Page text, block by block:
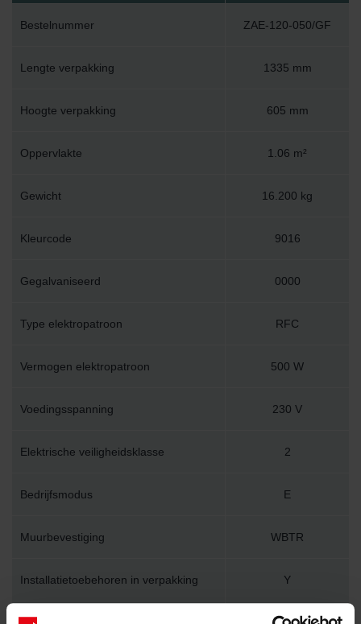
Bestelnummer ZAE-120-050/GF
Lengte verpakking 1335 mm
Hoogte verpakking 605 mm
Oppervlakte 1.06 m²
Gewicht 16.200 kg
Kleurcode 9016
Gegalvaniseerd 0000
Type elektropatroon RFC
Vermogen elektropatroon 500 W
Voedingsspanning 230 V
Elektrische veiligheidsklasse 2
Bedrijfsmodus E
Muurbevestiging WBTR
Installatietoebehoren in verpakking Y